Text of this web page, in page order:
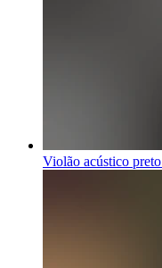
Violão acústico preto